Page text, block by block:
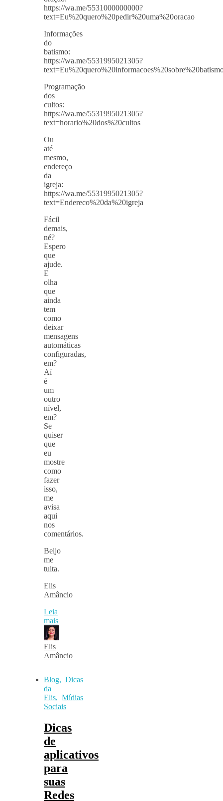
https://wa.me/5531000000000?
text=Eu%20quero%20pedir%20uma%20oracao
Informações
do
batismo:
https://wa.me/5531995021305?
Programação
dos
cultos:
https://wa.me/5531995021305?
text=horario%20dos%20cultos
Ou
até
mesmo,
endereço
da
igreja:
https://wa.me/5531995021305?
text=Endereco%20da%20igreja
Fácil
demais,
né?
Espero
que
ajude.
E
olha
que
ainda
tem
como
deixar
mensagens
automáticas
configuradas,
em?
Aí
é
um
outro
nível,
em?
Se
quiser
que
eu
mostre
como
fazer
isso,
me
avisa
aqui
nos
comentários.
Beijo
me
tuita.
Elis
Amâncio
Leia
mais
Elis
Amâncio
Blog, Dicas
da
Elis, Mídias
Sociais
Dicas
de
aplicativos
para
suas
Redes